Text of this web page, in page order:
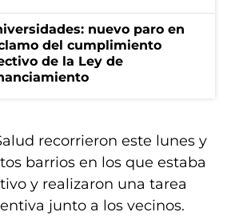
nuevo paro en
del cumplimiento
de la Ley de
recorrieron este lunes y
barrios en los que estaba
y realizaron una tarea
junto a los vecinos.